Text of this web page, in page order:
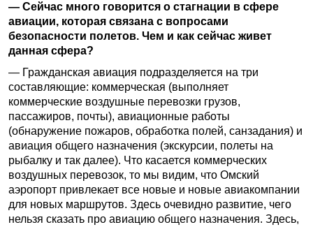
— Сейчас много говорится о стагнации в сфере
авиации, которая связана с вопросами
безопасности полетов. Чем и как сейчас живет
данная сфера?
— Гражданская авиация подразделяется на три
составляющие: коммерческая (выполняет
коммерческие воздушные перевозки грузов,
пассажиров, почты), авиационные работы
(обнаружение пожаров, обработка полей, санзадания) и
авиация общего назначения (экскурсии, полеты на
рыбалку и так далее). Что касается коммерческих
воздушных перевозок, то мы видим, что Омский
аэропорт привлекает все новые и новые авиакомпании
для новых маршрутов. Здесь очевидно развитие, чего
нельзя сказать про авиацию общего назначения. Здесь,